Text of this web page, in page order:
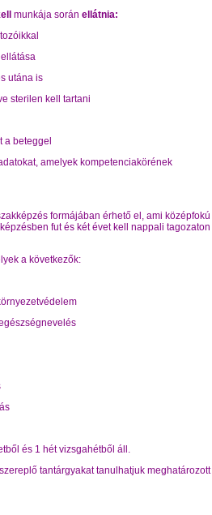
munkája során ellátnia:
utána is
sterilen kell tartani
a beteggel
amelyek kompetenciakörének
formájában érhető el, ami középfokú
fut és két évet kell nappali tagozaton
a következők:
és 1 hét vizsgahétből áll.
tantárgyakat tanulhatjuk meghatározott